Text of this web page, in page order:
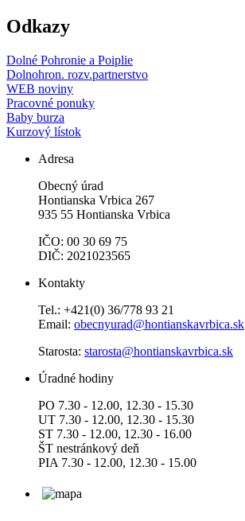
Odkazy
Dolné Pohronie a Poiplie
Dolnohron. rozv.partnerstvo
WEB noviny
Pracovné ponuky
Baby burza
Kurzový lístok
Adresa
Obecný úrad
Hontianska Vrbica 267
935 55 Hontianska Vrbica
IČO: 00 30 69 75
DIČ: 2021023565
Kontakty
Tel.: +421(0) 36/778 93 21
Email: obecnyurad@hontianskavrbica.sk
Starosta: starosta@hontianskavrbica.sk
Úradné hodiny
PO 7.30 - 12.00, 12.30 - 15.30
UT 7.30 - 12.00, 12.30 - 15.30
ST 7.30 - 12.00, 12.30 - 16.00
ŠT nestránkový deň
PIA 7.30 - 12.00, 12.30 - 15.00